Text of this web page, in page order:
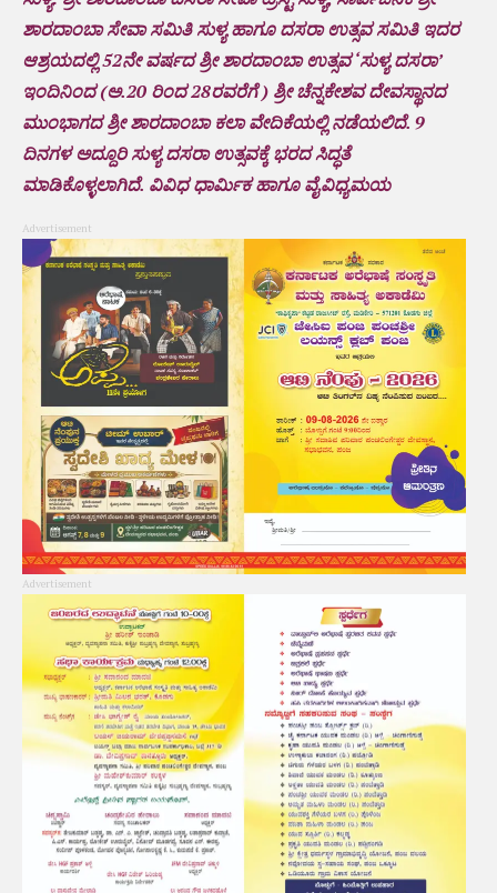
ಶಾರದಾಂಬಾ ಸೇವಾ ಸಮಿತಿ ಸುಳ್ಯ ಹಾಗೂ ದಸರಾ ಉತ್ಸವ ಸಮಿತಿ ಇದರ
ಆಶ್ರಯದಲ್ಲಿ 52ನೇ ವರ್ಷದ ಶ್ರೀ ಶಾರದಾಂಬಾ ಉತ್ಸವ ‘ಸುಳ್ಯ ದಸರಾ’
ಇಂದಿನಿಂದ (ಅ.20 ರಿಂದ 28ರವರೆಗೆ ) ಶ್ರೀ ಚೆನ್ನಕೇಶವ ದೇವಸ್ಥಾನದ
ಮುಂಭಾಗದ ಶ್ರೀ ಶಾರದಾಂಬಾ ಕಲಾ ವೇದಿಕೆಯಲ್ಲಿ ನಡೆಯಲಿದೆ. 9
ದಿನಗಳ ಅದ್ದೂರಿ ಸುಳ್ಯ ದಸರಾ ಉತ್ಸವಕ್ಕೆ ಭರದ‌ ಸಿದ್ಧತೆ
ಮಾಡಿಕೊಳ್ಳಲಾಗಿದೆ. ವಿವಿಧ ಧಾರ್ಮಿಕ ಹಾಗೂ ವೈವಿಧ್ಯಮಯ
Advertisement
Advertisement